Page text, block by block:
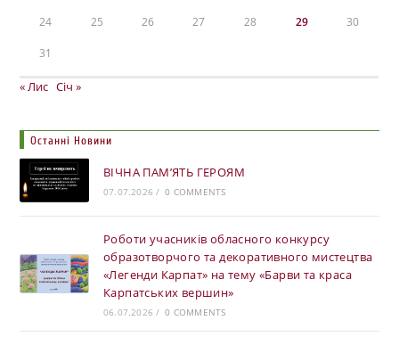
24 25 26 27 28 29 30
31
« Лис Січ »
Останні Новини
ВІЧНА ПАМ’ЯТЬ ГЕРОЯМ
07.07.2026 / 0 COMMENTS
Роботи учасників обласного конкурсу
образотворчого та декоративного мистецтва
«Легенди Карпат» на тему «Барви та краса
Карпатських вершин»
06.07.2026 / 0 COMMENTS